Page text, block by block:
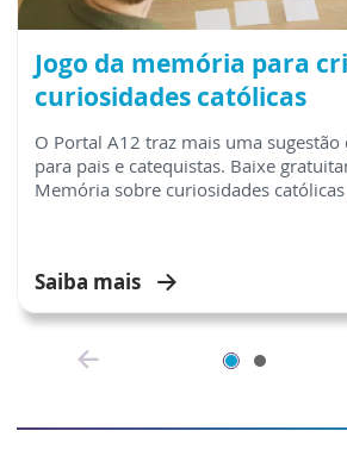
Jogo da memória para
curiosidades católicas
O Portal A12 traz mais uma
para pais e catequistas. Baixe
Memória sobre curiosidades
Saiba mais